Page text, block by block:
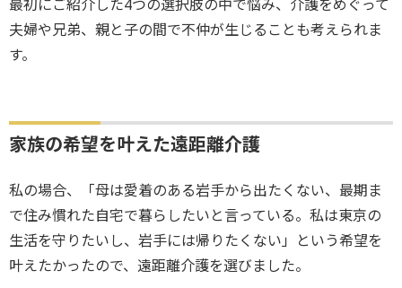
最初にご紹介した4つの選択肢の中で悩み、介護をめぐって
夫婦や兄弟、親と子の間で不仲が生じることも考えられま
す。
家族の希望を叶えた遠距離介護
私の場合、「母は愛着のある岩手から出たくない、最期ま
で住み慣れた自宅で暮らしたいと言っている。私は東京の
生活を守りたいし、岩手には帰りたくない」という希望を
叶えたかったので、遠距離介護を選びました。